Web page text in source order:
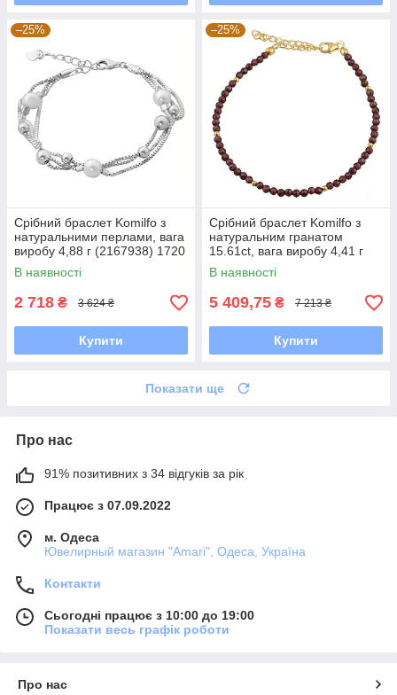
–25%
Срібний браслет Komilfo з
натуральними перлами, вага
виробу 4,88 г (2167938) 1720
розмір
В наявності
2 718 ₴ 3 624 ₴
Купити
–25%
Срібний браслет Komilfo з
натуральним гранатом
15.61ct, вага виробу 4,41 г
(2126706) 2025 розмір
В наявності
5 409,75 ₴ 7 213 ₴
Купити
Показати ще
Про нас
91% позитивних з 34 відгуків за рік
Працює з 07.09.2022
м. Одеса
Ювелирный магазин "Amari", Одеса, Україна
Контакти
Сьогодні працює з 10:00 до 19:00
Показати весь графік роботи
Про нас